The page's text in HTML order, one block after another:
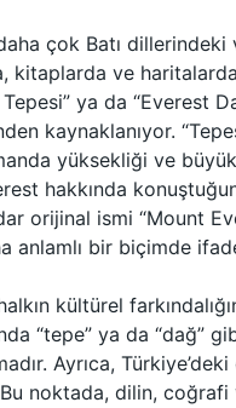
çok Batı
kitaplarda ve
ya da “Everest
kaynaklanıyor.
yüksekliği ve
hakkında
orijinal ismi “Mount
anlamlı bir biçimde
kültürel
“tepe” ya da “dağ”
Ayrıca,
Bu noktada, dilin,